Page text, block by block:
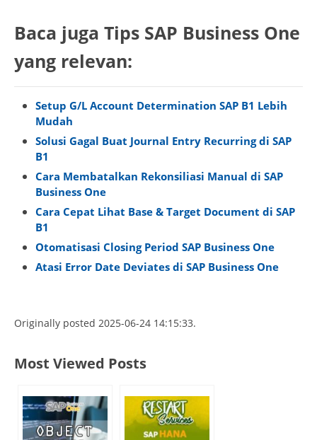
Baca juga Tips SAP Business One
yang relevan:
Setup G/L Account Determination SAP B1 Lebih
Mudah
Solusi Gagal Buat Journal Entry Recurring di SAP
B1
Cara Membatalkan Rekonsiliasi Manual di SAP
Business One
Cara Cepat Lihat Base & Target Document di SAP
B1
Otomatisasi Closing Period SAP Business One
Atasi Error Date Deviates di SAP Business One
Originally posted 2025-06-24 14:15:33.
Most Viewed Posts